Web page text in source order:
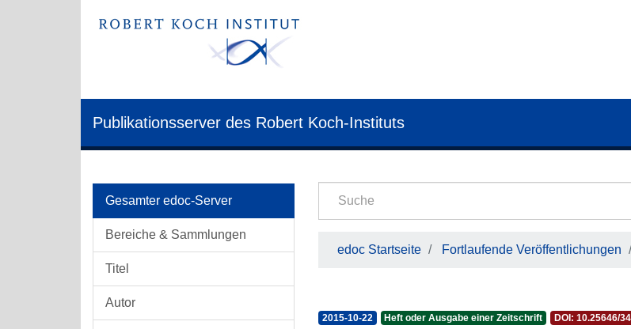
Publikationsserver des Robert Koch-Instituts
Gesamter edoc-Server
Bereiche & Sammlungen
Titel
Autor
edoc Startseite Fortlaufende Veröffentlichungen
2015-10-22 Heft oder Ausgabe einer Zeitschrift DOI: 10.25646/